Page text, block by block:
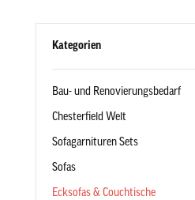
Kategorien
Bau- und Renovierungsbedarf
Chesterfield Welt
Sofagarnituren Sets
Sofas
Ecksofas & Couchtische